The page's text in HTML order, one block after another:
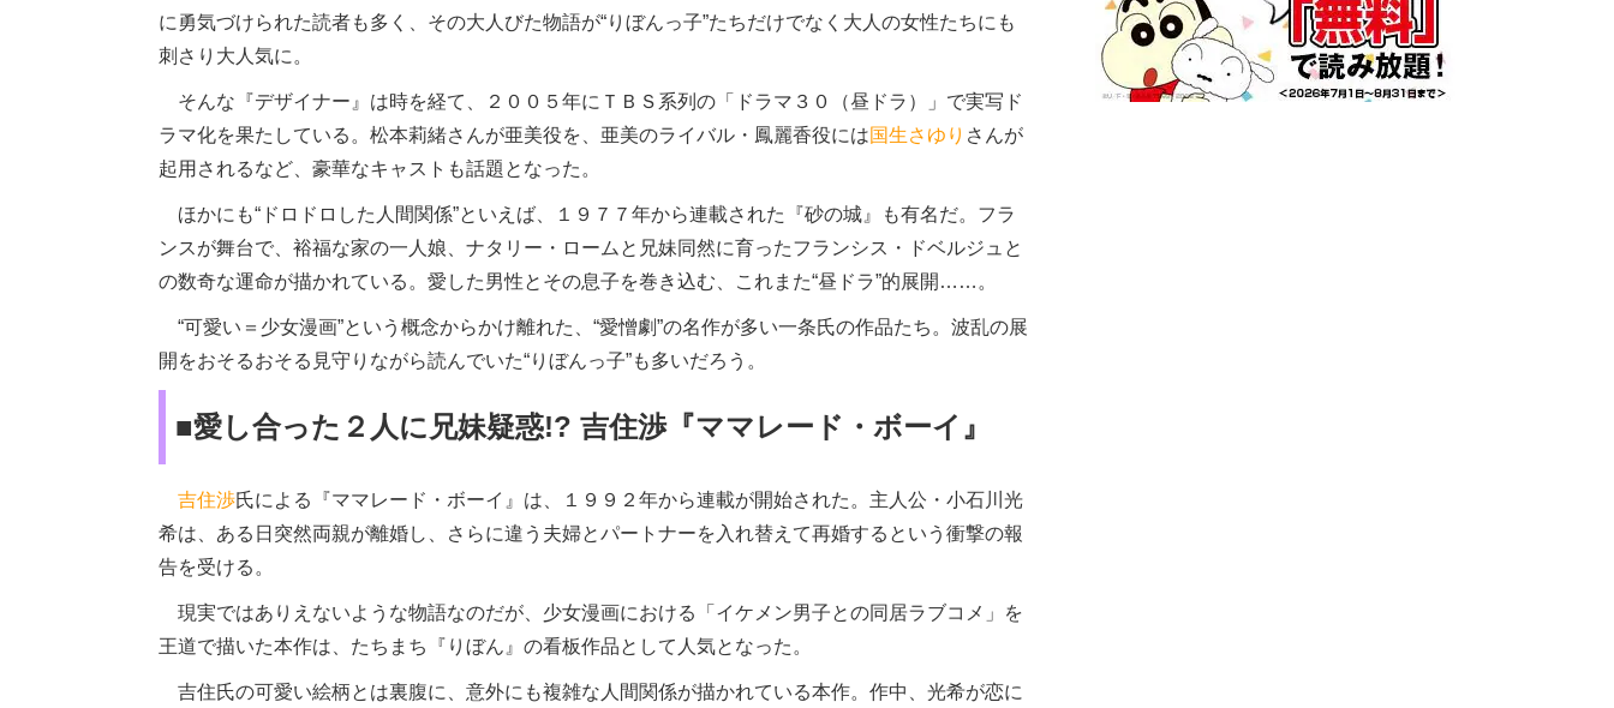
に勇気づけられた読者も多く、その大人びた物語が“りぼんっ子”たちだけでなく大人の女性たちにも
刺さり大人気に。
そんな『デザイナー』は時を経て、２００５年にＴＢＳ系列の「ドラマ３０（昼ドラ）」で実写ド
ラマ化を果たしている。松本莉緒さんが亜美役を、亜美のライバル・鳳麗香役には国生さゆり さんが
起用されるなど、豪華なキャストも話題となった。
ほかにも“ドロドロした人間関係”といえば、１９７７年から連載された『砂の城』も有名だ。フラ
ンスが舞台で、裕福な家の一人娘、ナタリー・ロームと兄妹同然に育ったフランシス・ドベルジュと
の数奇な運命が描かれている。愛した男性とその息子を巻き込む、これまた“昼ドラ”的展開……。
“可愛い＝少女漫画”という概念からかけ離れた、“愛憎劇”の名作が多い一条氏の作品たち。波乱の展
開をおそるおそる見守りながら読んでいた“りぼんっ子”も多いだろう。
■愛し合った２人に兄妹疑惑!? 吉住渉『ママレード・ボーイ』
吉住渉氏による『ママレード・ボーイ』は、１９９２年から連載が開始された。主人公・小石川光
希は、ある日突然両親が離婚し、さらに違う夫婦とパートナーを入れ替えて再婚するという衝撃の報
告を受ける。
現実ではありえないような物語なのだが、少女漫画における「イケメン男子との同居ラブコメ」を
王道で描いた本作は、たちまち『りぼん』の看板作品として人気となった。
吉住氏の可愛い絵柄とは裏腹に、意外にも複雑な人間関係が描かれている本作。作中、光希が恋に